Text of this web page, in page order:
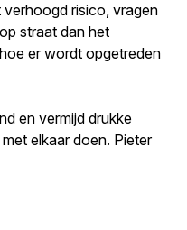
verhoogd risico, vragen
straat dan het
er wordt opgetreden
en vermijd drukke
elkaar doen. Pieter